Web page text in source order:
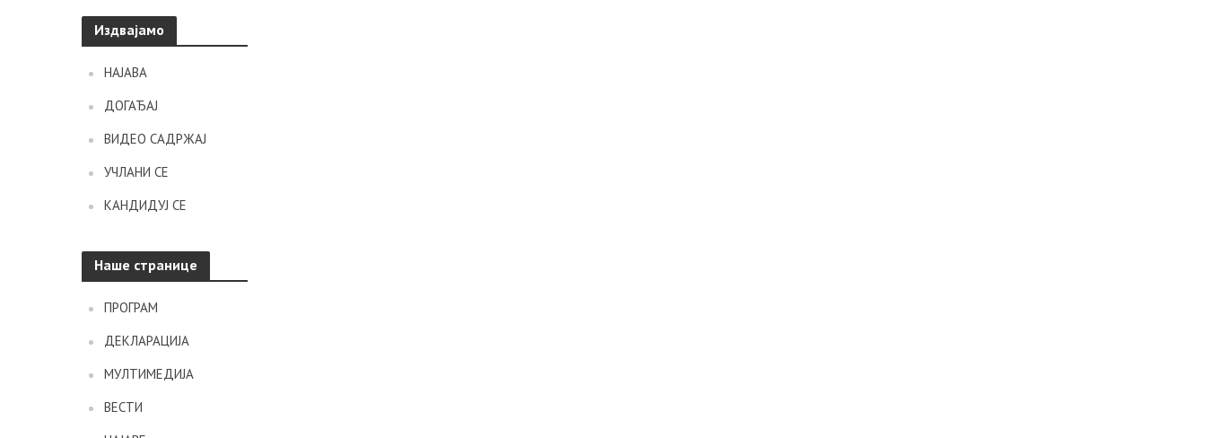
Издвајамо
НАЈАВА
ДОГАЂАЈ
ВИДЕО САДРЖАЈ
УЧЛАНИ СЕ
КАНДИДУЈ СЕ
Наше странице
ПРОГРАМ
ДЕКЛАРАЦИЈА
МУЛТИМЕДИЈА
ВЕСТИ